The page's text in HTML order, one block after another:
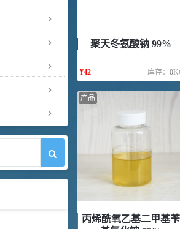
聚天冬氨酸钠 99%
¥42 库存： 0
产品
丙烯酰氧乙基二甲基苄